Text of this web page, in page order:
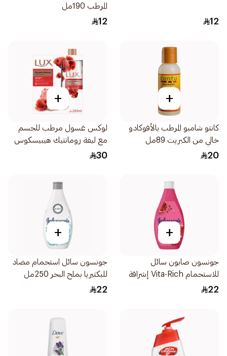
12
المرطب 190مل
12
+
كانتو شامبو المرطب بالأفوكادو
خالي من الكبريت 89مل
20
+
لوكس غسول مرطب للجسم
مع ليفة رومانتيك هيبيسكوس
250مل
30
+
جونسون صابون سائل
للاستحمام Vita-Rich إشراقة
250مل
22
+
جونسون سائل استحمام مضاد
للبكتيريا بملح البحر 250مل
22